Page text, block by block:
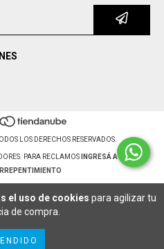
el uso de cookies para agilizar tu
de compra.
LOS DERECHOS RESERVADOS.
PARA RECLAMOS
INGRESÁ ACÁ.